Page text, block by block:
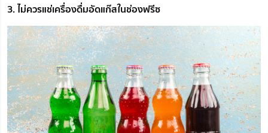
3. ไม่ควรแช่เครื่องดื่มอัดแก๊สในช่องฟรีซ